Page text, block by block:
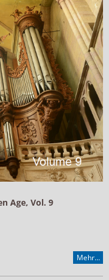
Age, Vol. 9
Mehr...